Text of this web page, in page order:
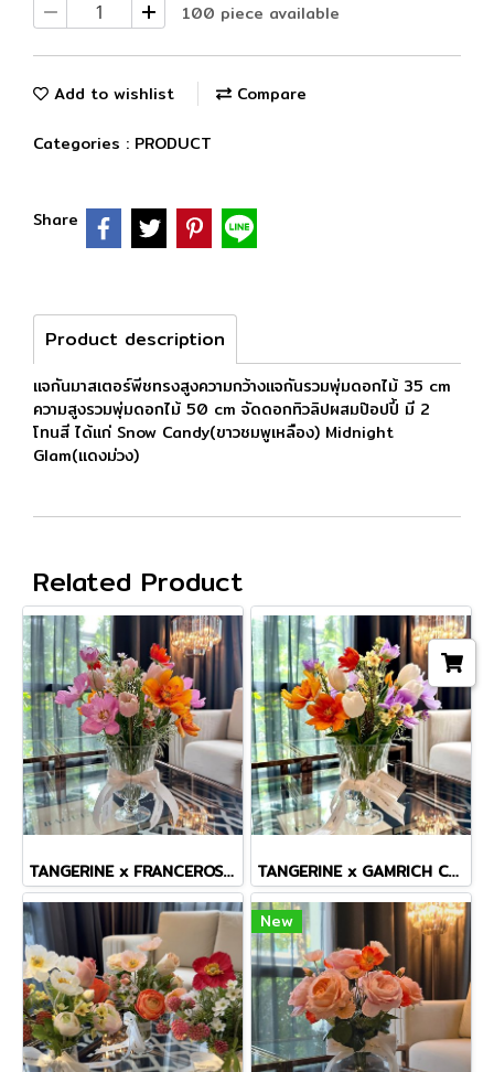
100 piece available
Add to wishlist Compare
Categories : PRODUCT
Share
Product description
แจกันมาสเตอร์พีชทรงสูงความกว้างแจกันรวมพุ่มดอกไม้ 35 cm
ความสูงรวมพุ่มดอกไม้ 50 cm จัดดอกทิวลิปผสมป๊อปปี้ มี 2
โทนสี ได้เเก่ Snow Candy(ขาวชมพูเหลือง) Midnight
Glam(แดงม่วง)
Related Product
TANGERINE x FRANCEROSE COSMOS TINY MASTERPIECE VASE TANGERINE x GAMRICH COSMOS TINY MASTERPIECE VASE
New